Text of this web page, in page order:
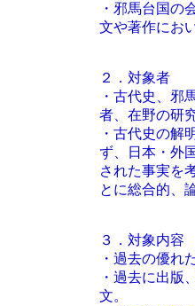
・邪馬台国の
文や著作にお
２．対象者
・古代史、邪
者、在野の研
・古代史の解
ず、日本・外
された事実を
とに総合的、
３．対象内容
・過去の優れ
・過去に出版
文。